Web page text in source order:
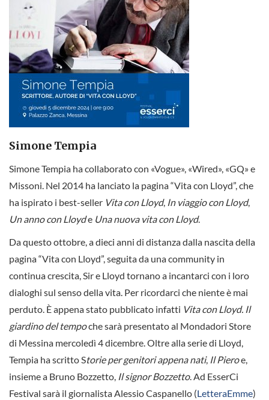
Simone Tempia
Simone Tempia ha collaborato con «Vogue», «Wired», «GQ» e
Missoni. Nel 2014 ha lanciato la pagina “Vita con Lloyd”, che
ha ispirato i best-seller Vita con Lloyd, In viaggio con Lloyd,
Un anno con Lloyde Una nuova vita con Lloyd.
Da questo ottobre, a dieci anni di distanza dalla nascita della
pagina “Vita con Lloyd”, seguita da una community in
continua crescita, Sir e Lloyd tornano a incantarci con i loro
dialoghi sul senso della vita. Per ricordarci che niente è mai
perduto. È appena stato pubblicato infatti Vita con Lloyd. Il
giardino del tempoche sarà presentato al Mondadori Store
di Messina mercoledì 4 dicembre. Oltre alla serie di Lloyd,
Tempia ha scritto Storie per genitori appena nati, Il Pieroe,
insieme a Bruno Bozzetto, Il signor Bozzetto. Ad EsserCi
Festival sarà il giornalista Alessio Caspanello (LetteraEmme)